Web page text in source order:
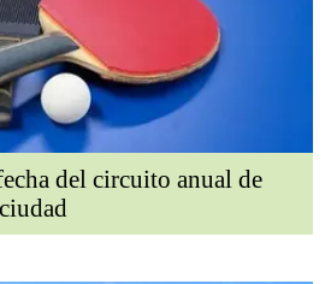
del circuito anual de